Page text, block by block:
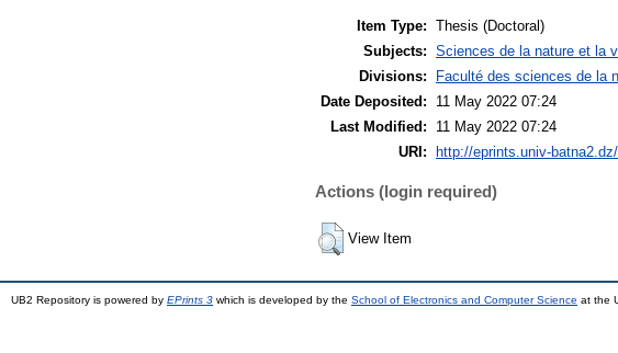
Item Type: Thesis (Doctoral)
Subjects: Sciences de la nature et la
Divisions:
Faculté des sciences de la
Date Deposited:
11 May 2022 07:24
Last Modified:
11 May 2022 07:24
URI:
http://eprints.univ-
Actions (login required)
View Item
UB2 Repository is powered by EPrints 3 which is developed by the School of Electronics and Computer Science at the